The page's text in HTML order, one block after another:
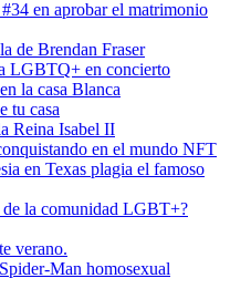
en aprobar el matrimonio
de Brendan Fraser
LGBTQ+ en concierto
la casa Blanca
tu casa
Reina Isabel II
en el mundo NFT
en Texas plagia el famoso
la comunidad LGBT+?
verano.
Man homosexual